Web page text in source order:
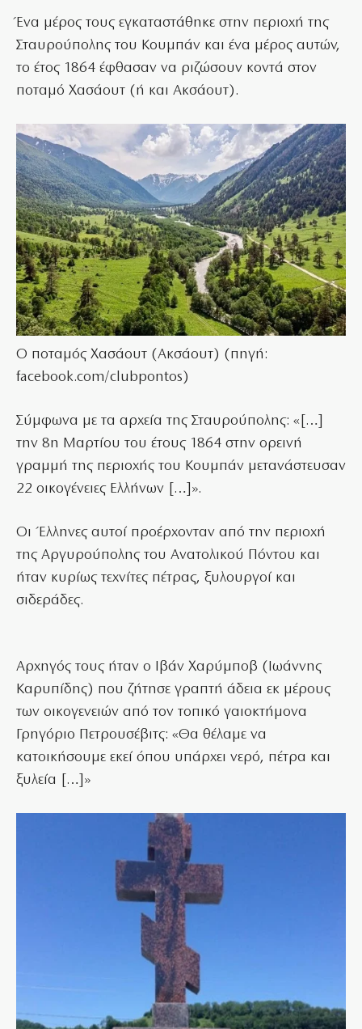
Ένα μέρος τους εγκαταστάθηκε στην περιοχή της
Σταυρούπολης του Κουμπάν και ένα μέρος αυτών,
το έτος 1864 έφθασαν να ριζώσουν κοντά στον
ποταμό Χασάουτ (ή και Ακσάουτ).
Ο ποταμός Χασάουτ (Ακσάουτ) (πηγή:
facebook.com/clubpontos)
Σύμφωνα με τα αρχεία της Σταυρούπολης: «[…]
την 8η Μαρτίου του έτους 1864 στην ορεινή
γραμμή της περιοχής του Κουμπάν μετανάστευσαν
22 οικογένειες Ελλήνων […]».
Οι Έλληνες αυτοί προέρχονταν από την περιοχή
της Αργυρούπολης του Ανατολικού Πόντου και
ήταν κυρίως τεχνίτες πέτρας, ξυλουργοί και
σιδεράδες.
Αρχηγός τους ήταν ο Ιβάν Χαρύμποβ (Ιωάννης
Καρυπίδης) που ζήτησε γραπτή άδεια εκ μέρους
των οικογενειών από τον τοπικό γαιοκτήμονα
Γρηγόριο Πετρουσέβιτς: «Θα θέλαμε να
κατοικήσουμε εκεί όπου υπάρχει νερό, πέτρα και
ξυλεία […]»